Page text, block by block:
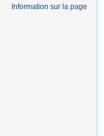
Information sur la page